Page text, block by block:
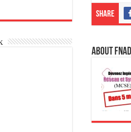
Share
About